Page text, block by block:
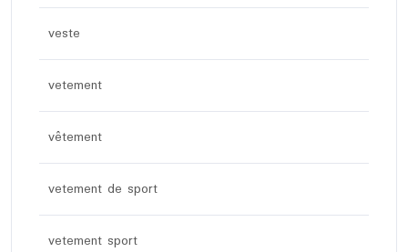
veste
vetement
vêtement
vetement de sport
vetement sport